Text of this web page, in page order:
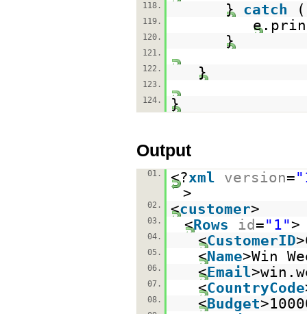
118.
} catch
119.
120. }
121.
122.
}
123.
124.
}
Output
01. <?xml version=
>
02. <customer>
03. <Rows id="1">
04. <CustomerID
05. <Name>Win
06. <Email
07. <CountryCode
08. <Budget